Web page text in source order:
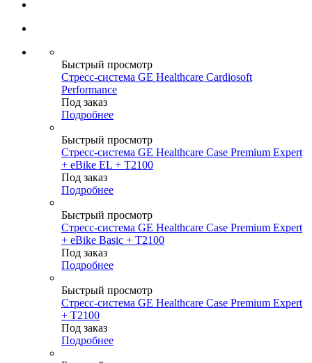
Быстрый просмотр
Стресс-система GE Healthcare Cardiosoft
Performance
Под заказ
Подробнее
Быстрый просмотр
Стресс-система GE Healthcare Case Premium Expert
+ eBike EL + T2100
Под заказ
Подробнее
Быстрый просмотр
Стресс-система GE Healthcare Case Premium Expert
+ eBike Basic + T2100
Под заказ
Подробнее
Быстрый просмотр
Стресс-система GE Healthcare Case Premium Expert
+ T2100
Под заказ
Подробнее